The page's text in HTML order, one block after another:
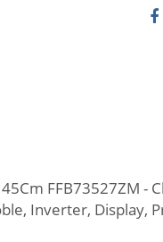
FFB73527ZM -
Inverter, Display,